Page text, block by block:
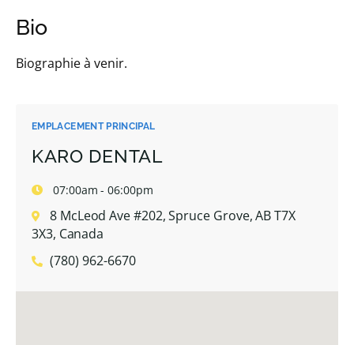
EMPLACEMENT PRINCIPAL
KARO DENTAL
07:00am - 06:00pm
8 McLeod Ave #202, Spruce Grove, AB T7X
3X3, Canada
(780) 962-6670
Bio
Biographie à venir.